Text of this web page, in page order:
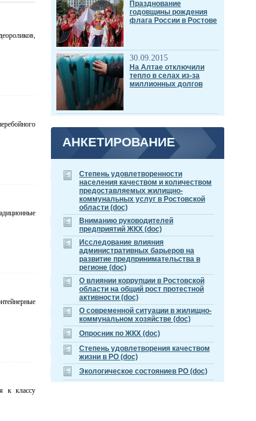
к классу
Празднование
годовщины рождения
флага России в Ростове
30.09.2015
На Алтае отключили
тепло в селах из-за
миллионных долгов
АНКЕТИРОВАНИЕ
Cтепень удовлетворенности
населения качеством и количеством
предоставляемых жилищно-
коммунальных услуг в Ростовской
области (doc)
Вниманию руководителей
предприятий ЖКХ (doc)
Исследование влияния
административных барьеров на
развитие предпринимательства в
регионе (doc)
О влиянии коррупции в Ростовской
области на общий рост протестной
активности (doc)
О современной ситуации в жилищно-
коммунальном хозяйстве (doc)
Опросник по ЖКХ (doc)
Степень удовлетворения качеством
жизни в РО (doc)
Экологическое состояниев РО (doc)